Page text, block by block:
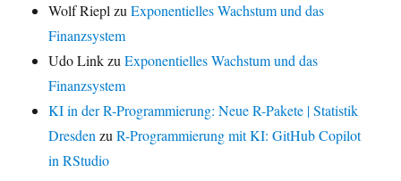
Wolf Riepl zuExponentielles Wachstum und das
Finanzsystem
Udo LinkzuExponentielles Wachstum und das
Finanzsystem
KI in der R-Programmierung: Neue R-Pakete | Statistik
Dresden zuR-Programmierung mit KI: GitHub Copilot
in RStudio